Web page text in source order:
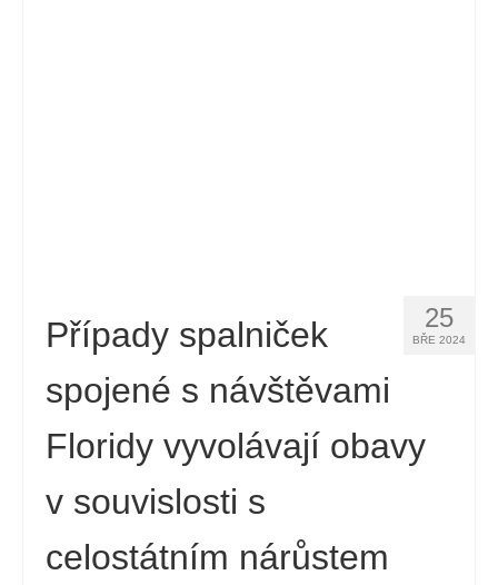
25
BŘE 2024
Případy spalniček
spojené s návštěvami
Floridy vyvolávají obavy
v souvislosti s
celostátním nárůstem